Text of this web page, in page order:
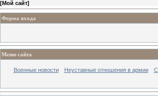
[Мой сайт]
Форма входа
Меню сайта
Военные новости Неуставные отношения в армии